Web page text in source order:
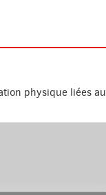
physique liées